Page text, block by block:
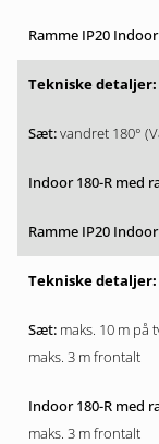
vandret 180°
maks. 10 m på
maks. 3 m frontalt
maks. 3 m frontalt